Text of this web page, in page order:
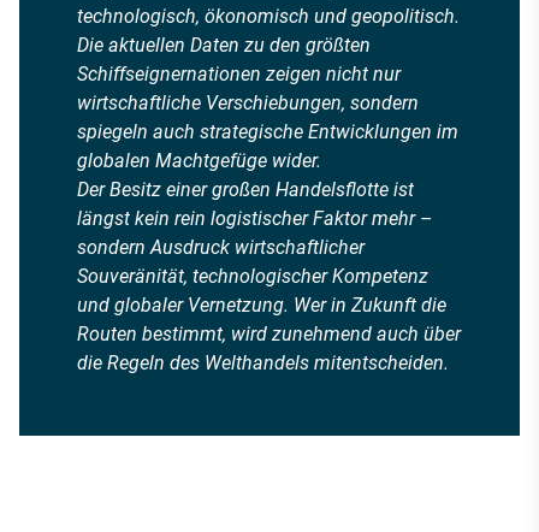
technologisch, ökonomisch und geopolitisch.
Die aktuellen Daten zu den größten
Schiffseignernationen zeigen nicht nur
wirtschaftliche Verschiebungen, sondern
spiegeln auch strategische Entwicklungen im
globalen Machtgefüge wider.
Der Besitz einer großen Handelsflotte ist
längst kein rein logistischer Faktor mehr –
sondern Ausdruck wirtschaftlicher
Souveränität, technologischer Kompetenz
und globaler Vernetzung. Wer in Zukunft die
Routen bestimmt, wird zunehmend auch über
die Regeln des Welthandels mitentscheiden.